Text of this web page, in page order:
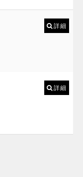
詳細
詳細